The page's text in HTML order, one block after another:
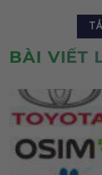
BÀI VIẾT